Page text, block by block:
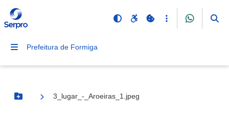
Prefeitura de Formiga
Botão Menu
3_lugar_-_Aroeiras_1.jpeg